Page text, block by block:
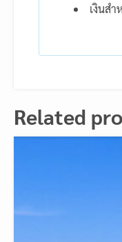
เงินส
Related